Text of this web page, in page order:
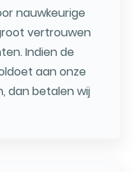
nauwkeurige
vertrouwen
Indien de
aan onze
dan betalen wij